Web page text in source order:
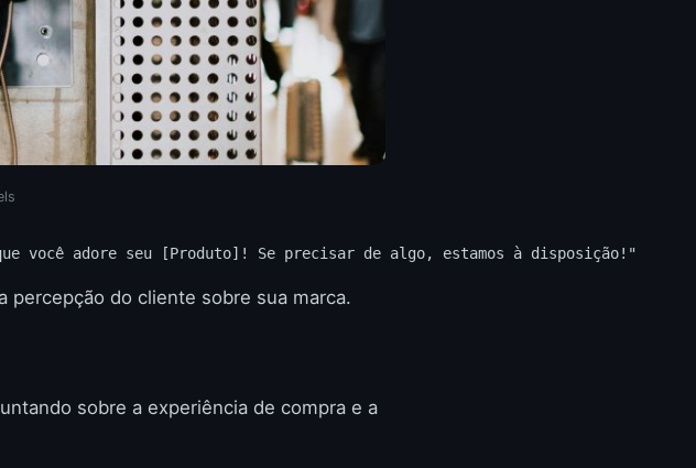
que você adore seu [Produto]! Se precisar de algo, estamos à disposição!"
percepção do cliente sobre sua marca.
sobre a experiência de compra e a